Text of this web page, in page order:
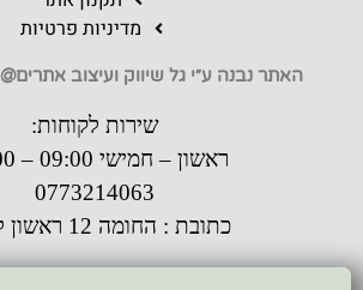
מדיניות פרטיות
האתר נבנה ע״י גל שיווק ועיצוב אתרים@
שירות לקוחות:
ראשון – חמישי 09:00 – 17:00
0773214063
כתובת : החומה 12 ראשון לציון